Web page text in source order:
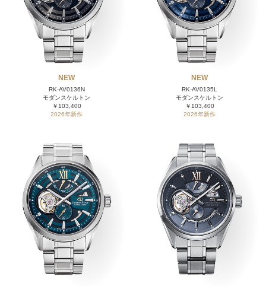
NEW
RK-AV0136N
モダンスケルトン
￥103,400
2026年新作
NEW
RK-AV0135L
モダンスケルトン
￥103,400
2026年新作